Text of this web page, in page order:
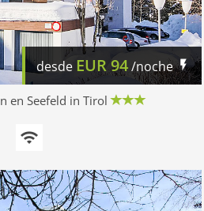
desde EUR94/noche
en Seefeld in Tirol